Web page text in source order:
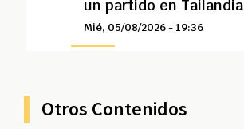
un partido en Tailandia
Mié, 05/08/2026 - 19:36
Otros Contenidos